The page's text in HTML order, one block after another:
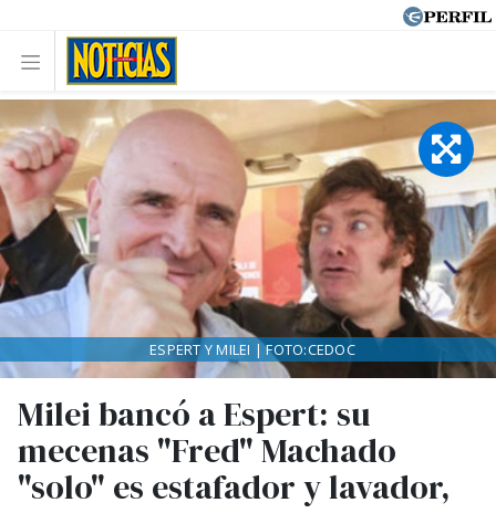
Milei bancó a Espert: su
mecenas "Fred" Machado
"solo" es estafador y lavador,
ESPERT Y MILEI | FOTO:CEDOC